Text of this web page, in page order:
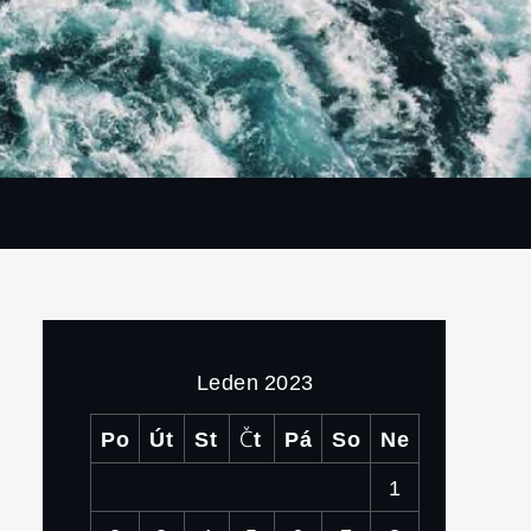
Leden 2023
Po Út St Čt Pá So
Ne
1